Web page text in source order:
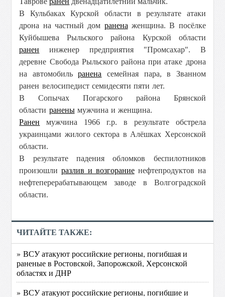
В Кульбаках Курской области в результате атаки
дрона на частный дом ранена женщина. В посёлке
Куйбышева Рыльского района Курской области
ранен инженер предприятия "Промсахар". В
деревне Свобода Рыльского района при атаке дрона
на автомобильранена семейная пара, в Званном
ранен велосипедист семидесяти пяти лет.
В Сопычах Погарского района Брянской
области раненымужчина и женщина.
Ранен мужчина 1966 г.р. в результате обстрела
украинцами жилого сектора в Алёшках Херсонской
области.
В результате падения обломков беспилотников
произошли разлив и возгораниенефтепродуктов на
нефтеперерабатывающем заводе в Волгоградской
области.
ЧИТАЙТЕ ТАКЖЕ:
» ВСУ атакуют российские регионы, погибшая и
раненые в Ростовской, Запорожской, Херсонской
областях и ДНР
» ВСУ атакуют российские регионы, погибшие и